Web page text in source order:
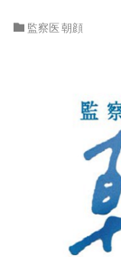
監察医 朝顔